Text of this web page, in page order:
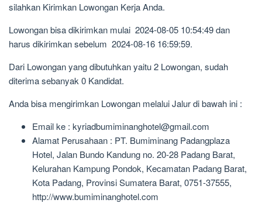
silahkan Kirimkan Lowongan Kerja Anda.
Lowongan bisa dikirimkan mulai 2024-08-05 10:54:49 dan
harus dikirimkan sebelum 2024-08-16 16:59:59.
Dari Lowongan yang dibutuhkan yaitu 2 Lowongan, sudah
diterima sebanyak 0 Kandidat.
Anda bisa mengirimkan Lowongan melalui Jalur di bawah ini :
Email ke : kyriadbumiminanghotel@gmail.com
Alamat Perusahaan : PT. Bumiminang Padangplaza
Hotel, Jalan Bundo Kandung no. 20-28 Padang Barat,
Kelurahan Kampung Pondok, Kecamatan Padang Barat,
Kota Padang, Provinsi Sumatera Barat, 0751-37555,
http://www.bumiminanghotel.com